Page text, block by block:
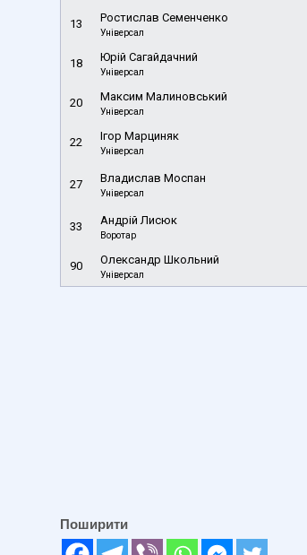
13 Ростислав Семенченко
Універсал
18 Юрій Сагайдачний
Універсал
20 Максим Малиновський
Універсал
22 Ігор Марциняк
Універсал
27 Владислав Моспан
Універсал
33 Андрій Лисюк
Воротар
90 Олександр Школьний
Універсал
Поширити